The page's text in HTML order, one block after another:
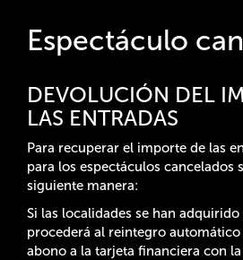
Espectáculo
DEVOLUCIÓN DEL
LAS ENTRADAS
Para recuperar el importe de las
para los espectáculos cancelados
siguiente manera:
Si las localidades se han
procederá al reintegro
abono a la tarjeta financiera con